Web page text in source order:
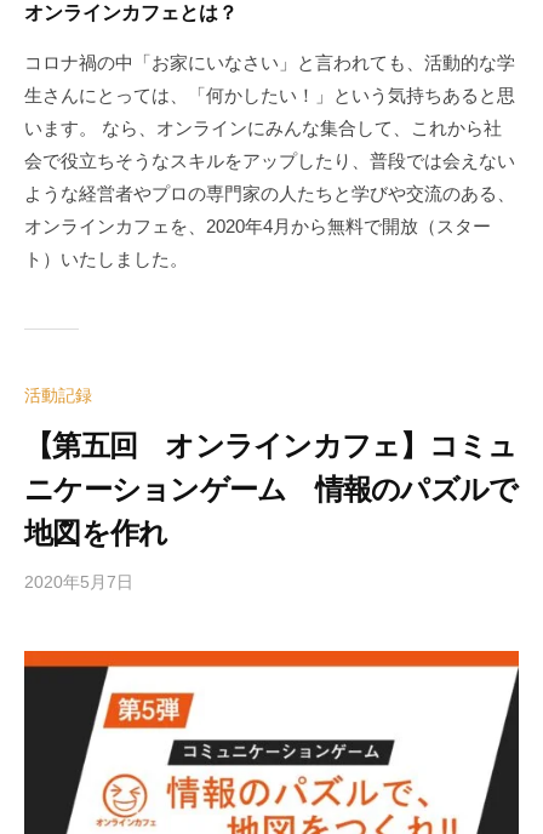
オンラインカフェとは？
コロナ禍の中「お家にいなさい」と言われても、活動的な学
生さんにとっては、「何かしたい！」という気持ちあると思
います。 なら、オンラインにみんな集合して、これから社
会で役立ちそうなスキルをアップしたり、普段では会えない
ような経営者やプロの専門家の人たちと学びや交流のある、
オンラインカフェを、2020年4月から無料で開放（スター
ト）いたしました。
活動記録
【第五回 オンラインカフェ】コミュ
ニケーションゲーム 情報のパズルで
地図を作れ
2020年5月7日
d
i
t
r
2